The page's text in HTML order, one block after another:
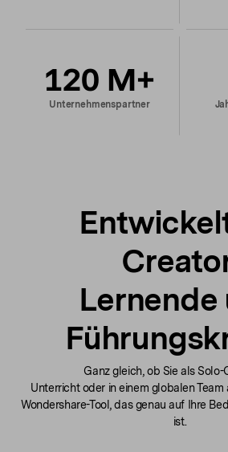
120 M+
Unternehmenspartner
Lernende
Ganz gleich, ob Sie als Solo-
Unterricht oder in einem globalen
Wondershare-Tool, das genau auf Ihre
ist.